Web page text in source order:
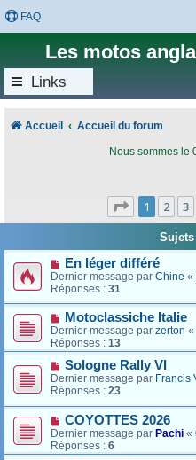
FAQ
Les motos
Links
Accueil Accueil du forum
Nous sommes le
Page 1sur
1 2 3
En léger différé
Dernier message par Chine «
Réponses : 31
Motoclassiche Italie
Dernier message par zerton «
Réponses : 13
Sologne Rally VI
Dernier message par Francis
Réponses : 23
COYOTTES 2026
Dernier message par Pachi «
Réponses : 6